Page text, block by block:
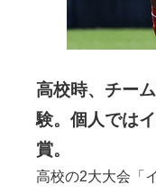
高校時、チー
験。個人では
賞。
高校の2大大会「